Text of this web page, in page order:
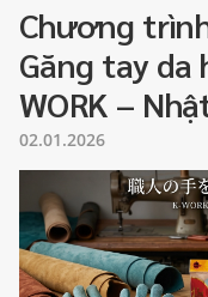
Chương
Găng tay da
WORK –
02.01.2026